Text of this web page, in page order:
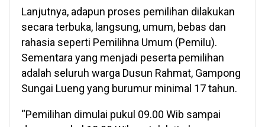
Lanjutnya, adapun proses pemilihan dilakukan
secara terbuka, langsung, umum, bebas dan
rahasia seperti Pemilihna Umum (Pemilu).
Sementara yang menjadi peserta pemilihan
adalah seluruh warga Dusun Rahmat, Gampong
Sungai Lueng yang burumur minimal 17 tahun.
“Pemilihan dimulai pukul 09.00 Wib sampai